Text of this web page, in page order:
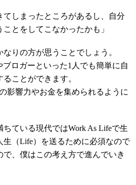
てしまったところがあるし、自分
とをしてこなかったかも」
りの方が思うことでしょう。
ブロガーといった1人でも簡単に自
ことができます。
影響力やお金を集められるように
ている現代ではWork As Lifeで生
生（Life）を送るために必須なので
、僕はこの考え方で進んでいき